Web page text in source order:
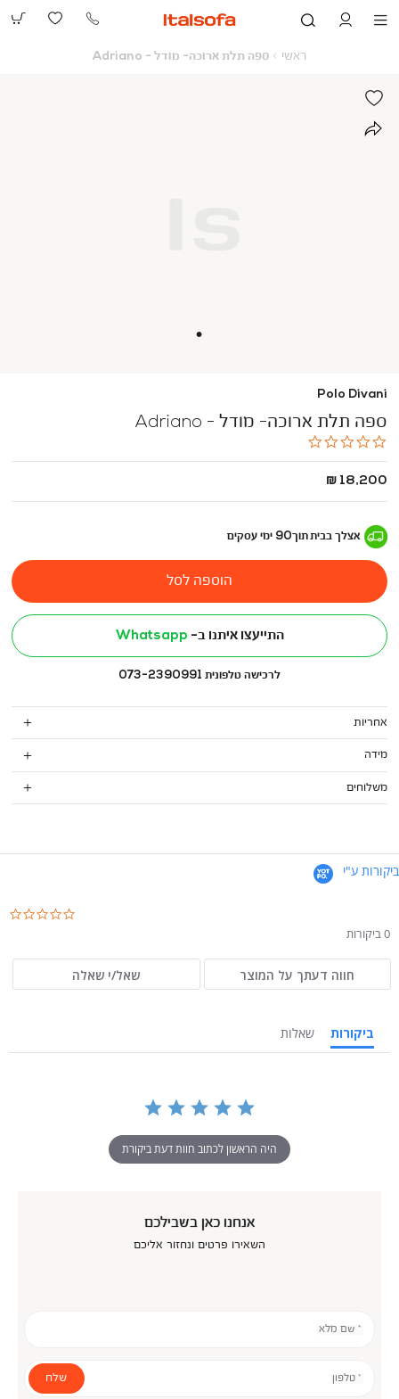
073-
ראשי ראשי
ספה תלת ארוכה- מודל - Adriano
Polo Divani
ספה תלת ארוכה- מודל - Adriano
החל
18,200 ₪
אצלך בביתתוך90 ימי עסקים
הוספה לסל
התייעצו איתנו ב- Whatsapp
לרכישה טלפונית 073-2390991
אחריות
מידה
משלוחים
ביקורות ע"י
0 ביקורות
חווה דעתך על המוצר שאל/י שאלה
ביקורות שאלות
היה הראשון לכתוב חוות דעת ביקורת
אנחנו כאן בשבילכם
השאירו פרטים ונחזור אליכם
* שם מלא
* טלפון שלח